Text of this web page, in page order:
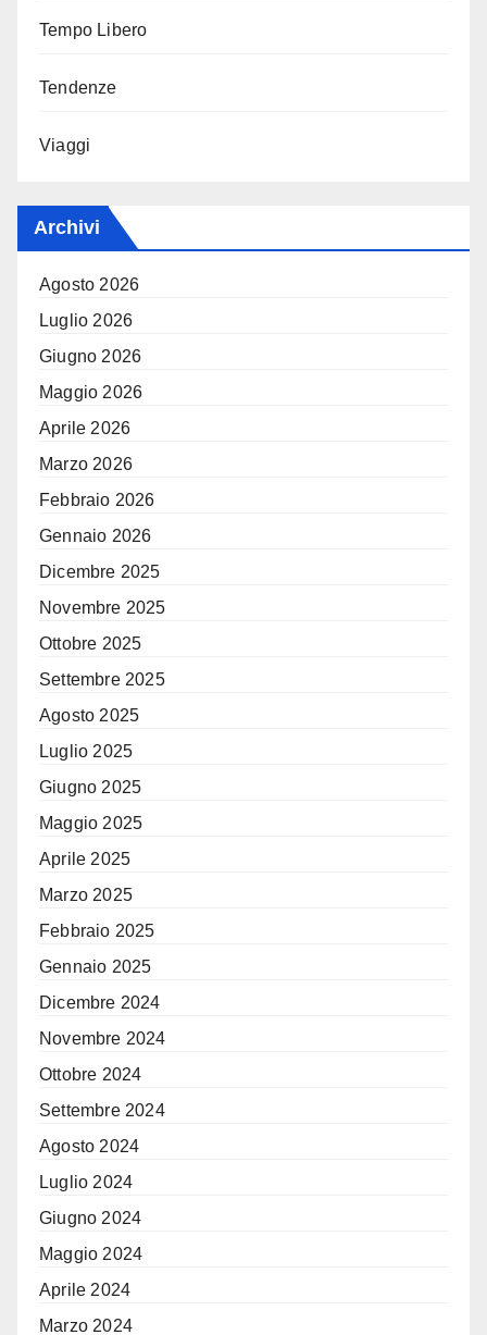
Tempo Libero
Tendenze
Viaggi
Archivi
Agosto 2026
Luglio 2026
Giugno 2026
Maggio 2026
Aprile 2026
Marzo 2026
Febbraio 2026
Gennaio 2026
Dicembre 2025
Novembre 2025
Ottobre 2025
Settembre 2025
Agosto 2025
Luglio 2025
Giugno 2025
Maggio 2025
Aprile 2025
Marzo 2025
Febbraio 2025
Gennaio 2025
Dicembre 2024
Novembre 2024
Ottobre 2024
Settembre 2024
Agosto 2024
Luglio 2024
Giugno 2024
Maggio 2024
Aprile 2024
Marzo 2024